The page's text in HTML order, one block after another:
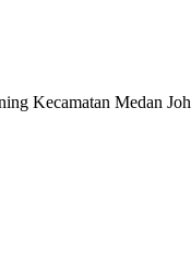
Kecamatan Medan